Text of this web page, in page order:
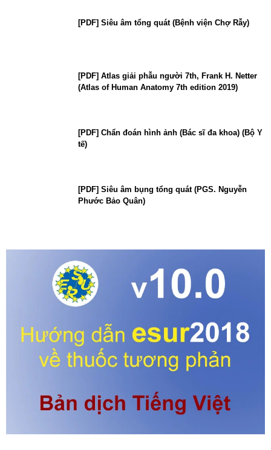
[PDF] Siêu âm tổng quát (Bệnh viện Chợ Rẫy)
[PDF] Atlas giải phẫu người 7th, Frank H. Netter
(Atlas of Human Anatomy 7th edition 2019)
[PDF] Chẩn đoán hình ảnh (Bác sĩ đa khoa) (Bộ Y
tế)
[PDF] Siêu âm bụng tổng quát (PGS. Nguyễn
Phước Bảo Quân)